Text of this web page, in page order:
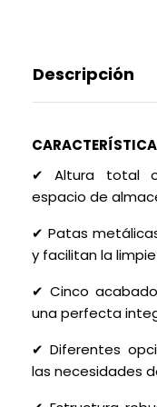
Descripción
✔ Altura total
espacio de
✔ Patas
y facilitan la
✔ Cinco
una perfecta
✔ Diferentes
las necesidades